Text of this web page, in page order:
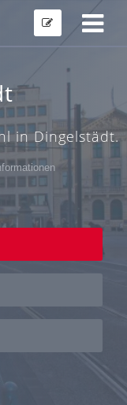
in Dingelstädt.